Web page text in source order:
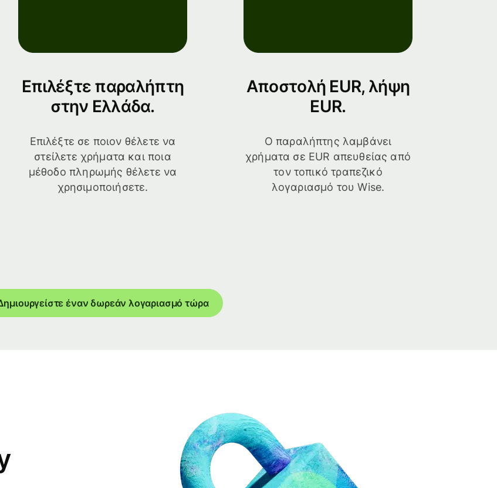
Επιλέξτε παραλήπτη
στην Ελλάδα.
Επιλέξτε σε ποιον θέλετε να
στείλετε χρήματα και ποια
μέθοδο πληρωμής θέλετε να
χρησιμοποιήσετε.
Αποστολή EUR, λήψη
EUR.
Ο παραλήπτης λαμβάνει
χρήματα σε EUR απευθείας από
τον τοπικό τραπεζικό
λογαριασμό του Wise.
έναν δωρεάν λογαριασμό τώρα